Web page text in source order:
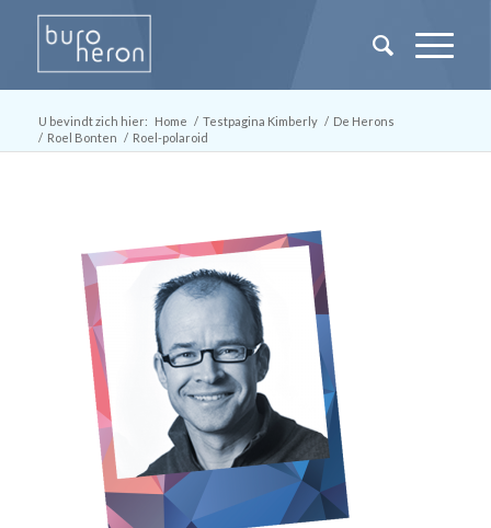
U bevindt zich hier: Home / Testpagina Kimberly / De Herons
/ Roel Bonten / Roel-polaroid